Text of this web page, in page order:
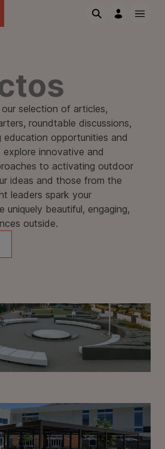
selection of articles,
roundtable discussions,
education opportunities and
innovative and
to activating outdoor
ideas and those from the
leaders spark your
uniquely beautiful, engaging,
outside.